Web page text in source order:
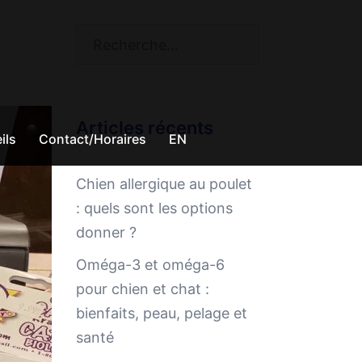
Contact/Horaires EN
Chien allergique au poulet
: quels sont les options
donner ?
Oméga-3 et oméga-6
pour chien et chat :
bienfaits, peau, pelage et
santé